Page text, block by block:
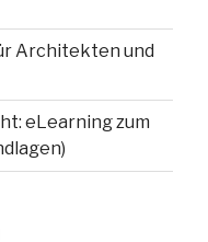
Architekten und
eLearning zum